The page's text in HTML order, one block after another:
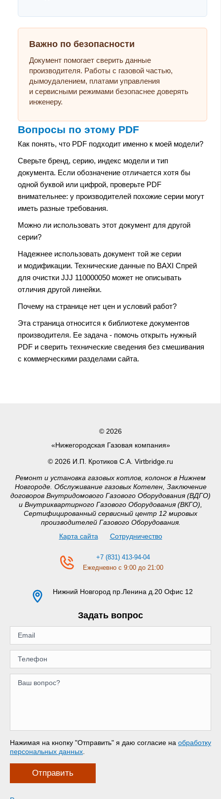
Важно по безопасности
Документ помогает сверить данные
производителя. Работы с газовой частью,
дымоудалением, платами управления
и сервисными режимами безопаснее доверять
инженеру.
Вопросы по этому PDF
Как понять, что PDF подходит именно к моей модели?
Сверьте бренд, серию, индекс модели и тип
документа. Если обозначение отличается хотя бы
одной буквой или цифрой, проверьте PDF
внимательнее: у производителей похожие серии могут
иметь разные требования.
Можно ли использовать этот документ для другой
серии?
Надежнее использовать документ той же серии
и модификации. Технические данные по BAXI Спрей
для очистки JJJ 110000050 может не описывать
отличия другой линейки.
Почему на странице нет цен и условий работ?
Эта страница относится к библиотеке документов
производителя. Ее задача - помочь открыть нужный
PDF и сверить технические сведения без смешивания
с коммерческими разделами сайта.
© 2026
«Нижегородская Газовая компания»
© 2026 И.П. Кротиков С.А. Virtbridge.ru
Ремонт и установка газовых котлов, колонок в Нижнем
Новгороде. Обслуживание газовых Котелен, Заключение
договоров Внутридомового Газового Оборудования (ВДГО)
и Внутриквартирного Газового Оборудования (ВКГО),
Сертифицированный сервисный центр 12 мировых
производителей Газового Оборудования.
Карта сайта
Сотрудничество
+7 (831) 413-94-04
Ежедневно с 9:00 до 21:00
Нижний Новгород пр.Ленина д.20 Офис 12
Задать вопрос
Нажимая на кнопку "Отправить" я даю согласие на обработку
персональных данных
Отправить